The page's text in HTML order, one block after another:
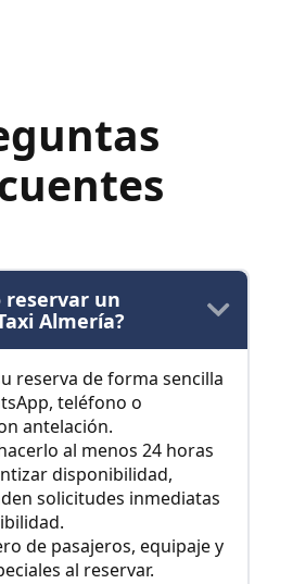
reservar un
Almería?
reserva de forma sencilla
teléfono o
antelación.
al menos 24 horas
disponibilidad,
solicitudes inmediatas
de pasajeros, equipaje y
al reservar.